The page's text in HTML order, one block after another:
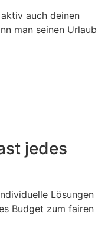
auch deinen
man seinen Urlaub
jedes
Lösungen
Budget zum fairen